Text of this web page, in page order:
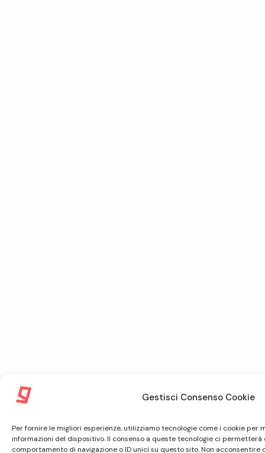
Gestisci Consenso Cookie
Per fornire le migliori esperienze, utilizziamo tecnologie come i cookie per
informazioni del dispositivo. Il consenso a queste tecnologie ci
comportamento di navigazione o ID unici su questo sito. Non